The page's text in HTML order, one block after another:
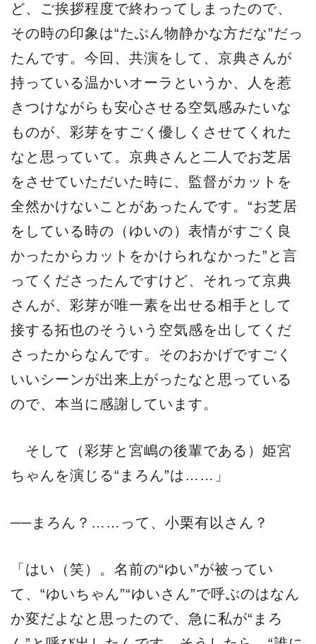
ど、ご挨拶程度で終わってしまったので、
その時の印象は“たぶん物静かな方だな”だっ
たんです。今回、共演をして、京典さんが
持っている温かいオーラというか、人を惹
きつけながらも安心させる空気感みたいな
ものが、彩芽をすごく優しくさせてくれた
なと思っていて。京典さんと二人でお芝居
をさせていただいた時に、監督がカットを
全然かけないことがあったんです。“お芝居
をしている時の（ゆいの）表情がすごく良
かったからカットをかけられなかった”と言
ってくださったんですけど、それって京典
さんが、彩芽が唯一素を出せる相手として
接する拓也のそういう空気感を出してくだ
さったからなんです。そのおかげですごく
いいシーンが出来上がったなと思っている
ので、本当に感謝しています。
そして（彩芽と宮嶋の後輩である）姫宮
ちゃんを演じる“まろん”は……」
──まろん？……って、小栗有以さん？
「はい（笑）。名前の“ゆい”が被ってい
て、“ゆいちゃん”“ゆいさん”で呼ぶのはなん
か変だよなと思ったので、急に私が“まろ